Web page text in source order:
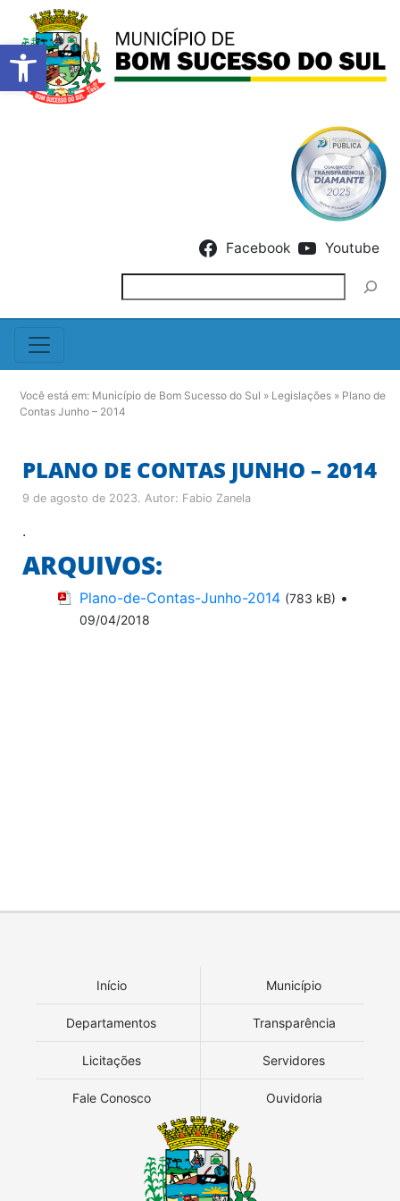
Barra de Ferramentas
Facebook Youtube
Você está em: Município de Bom Sucesso do Sul » Legislações » Plano de
Contas Junho – 2014
PLANO DE CONTAS JUNHO – 2014
9 de agosto de 2023. Autor: Fabio Zanela
.
ARQUIVOS:
Plano-de-Contas-Junho-2014 (783 kB) •
09/04/2018
Início Município
Departamentos Transparência
Licitações Servidores
Fale Conosco Ouvidoria